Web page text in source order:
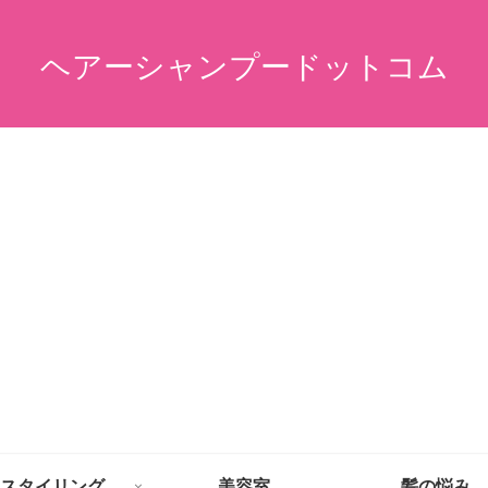
ヘアーシャンプードットコム